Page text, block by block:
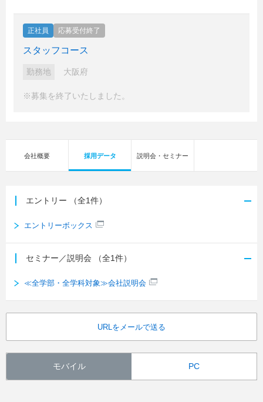
正社員 応募受付終了
スタッフコース
勤務地 大阪府
※募集を終了いたしました。
会社概要 採用データ 説明会・セミナー
エントリー （全1件）
エントリーボックス
セミナー／説明会 （全1件）
≪全学部・全学科対象≫会社説明会
URLをメールで送る
モバイル PC